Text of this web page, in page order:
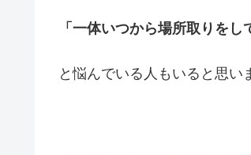
「一体いつから場所取りをし
と悩んでいる人もいると思い